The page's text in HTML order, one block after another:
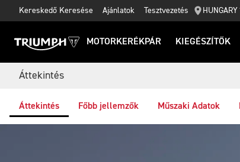
Kereskedő Keresése Ajánlatok Tesztvezetés HUNGARY
MOTORKERÉKPÁR KIEGÉSZÍTŐK
Áttekintés
Áttekintés Főbb jellemzők Műszaki Adatok